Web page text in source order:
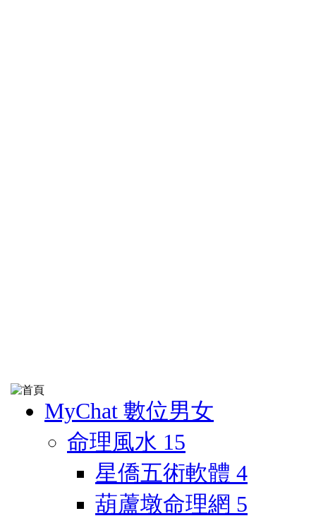
MyChat 數位男女
命理風水 15
星僑五術軟體 4
葫蘆墩命理網 5